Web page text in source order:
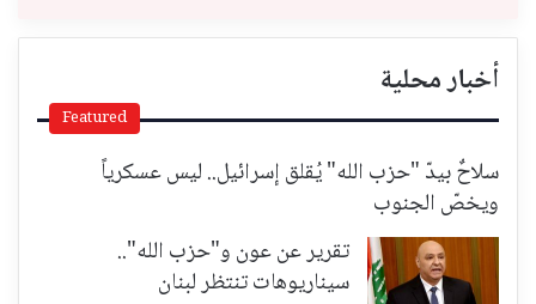
أخبار محلية
Featured
سلاحٌ بيدّ "حزب الله" يُقلق إسرائيل.. ليس عسكرياً
ويخصّ الجنوب
تقرير عن عون و"حزب الله"..
سيناريوهات تنتظر لبنان